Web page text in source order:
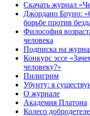
Скачать журнал
Джордано Бруно:
борьбе против
Философия
человека
Подписка на
Конкурс эссе
человеку?»
Пилигрим
Убунту: я
О журнале
Академия Платона
Колесо